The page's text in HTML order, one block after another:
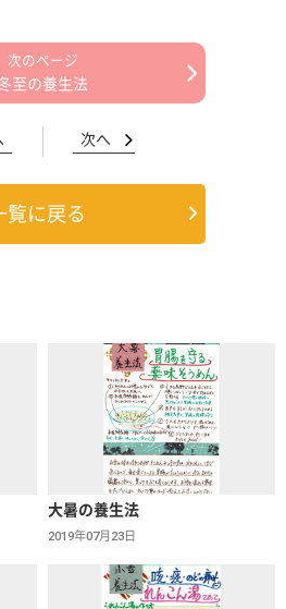
至の養生法
次へ
覧に戻る
大暑の養生法
2019年07月23日